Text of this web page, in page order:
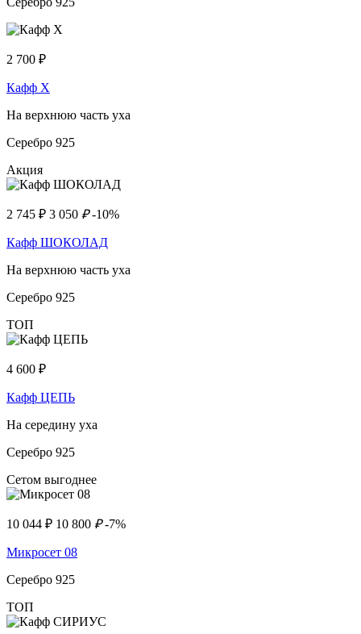
2 700 ₽
Кафф Х
На верхнюю часть уха
Серебро 925
Акция
2 745 ₽ 3 050 ₽ -10%
Кафф ШОКОЛАД
На верхнюю часть уха
Серебро 925
ТОП
4 600 ₽
Кафф ЦЕПЬ
На середину уха
Серебро 925
Сетом выгоднее
10 044 ₽ 10 800 ₽ -7%
Микросет 08
Серебро 925
ТОП